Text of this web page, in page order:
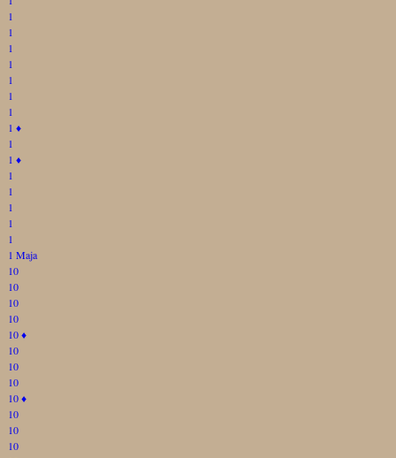
1
1
1
1
1
1
1
1 ♦
1
1 ♦
1
1
1
1
1
1 Maja
10
10
10
10
10♦
10
10
10
10♦
10
10
10